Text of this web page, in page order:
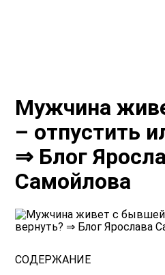
Мужчина
– отпустить
⇒ Блог
Самойлова
СОДЕРЖАНИЕ